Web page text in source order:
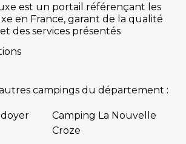
est un portail référençant les
en France, garant de la qualité
des services présentés
campings du département :
Camping La Nouvelle
Croze